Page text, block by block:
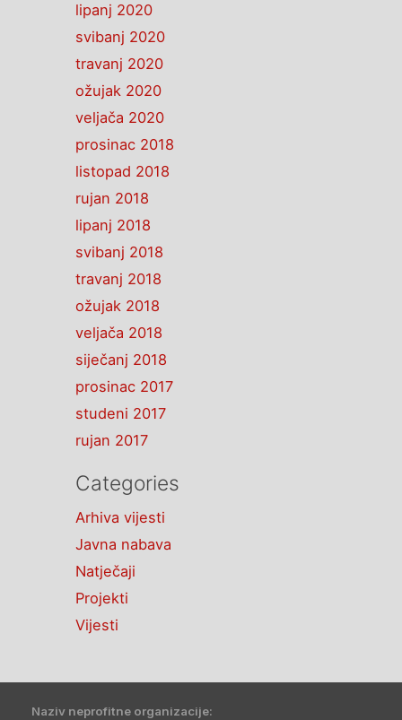
lipanj 2020
svibanj 2020
travanj 2020
ožujak 2020
veljača 2020
prosinac 2018
listopad 2018
rujan 2018
lipanj 2018
svibanj 2018
travanj 2018
ožujak 2018
veljača 2018
siječanj 2018
prosinac 2017
studeni 2017
rujan 2017
Categories
Arhiva vijesti
Javna nabava
Natječaji
Projekti
Vijesti
Naziv neprofitne organizacije: